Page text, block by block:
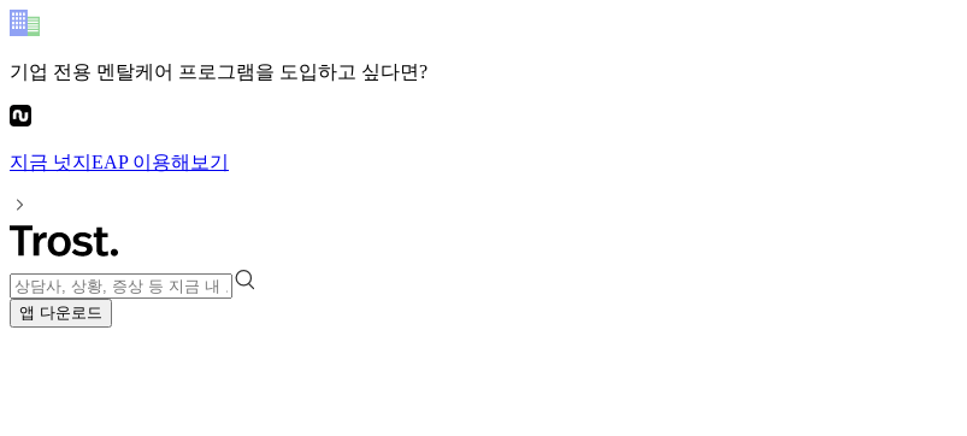
기업 전용 멘탈케어 프로그램을 도입하고 싶다면?
지금 넛지EAP이용해보기
앱 다운로드